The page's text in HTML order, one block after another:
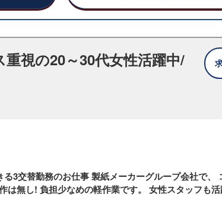
視の20～30代女性活躍中/
3交替勤務のお仕事 製紙メーカーグループ会社で、
無し! 負担少なめの軽作業です。 女性スタッフも